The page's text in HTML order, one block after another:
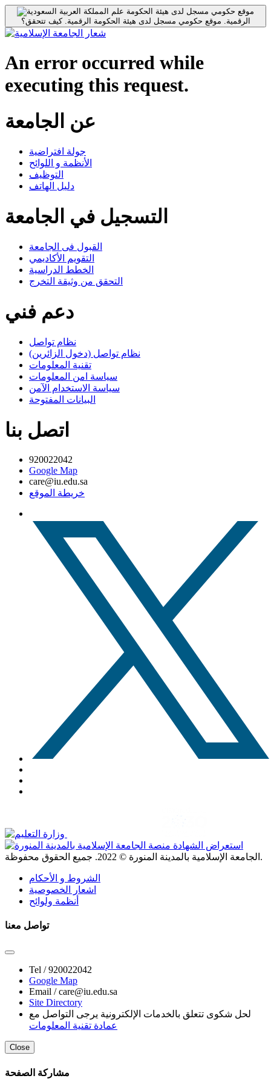
موقع حكومي مسجل لدى هيئة الحكومة
الرقمية. موقع حكومي مسجل لدى هيئة الحكومة الرقمية.كيف تتحقق؟
An error occurred while
executing this request.
عن الجامعة
جولة افتراضية
الأنظمة و اللوائح
التوظيف
دليل الهاتف
التسجيل في الجامعة
القبول فى الجامعة
التقويم الأكاديمي
الخطط الدراسية
التحقق من وثيقة التخرج
دعم فني
نظام تواصل
نظام تواصل (دخول الزائرين)
تقنية المعلومات
سياسة امن المعلومات
سياسة الاستخدام الآمن
البيانات المفتوحة
اتصل بنا
920022042
Google Map
care@iu.edu.sa
خريطة الموقع
الجامعة الإسلامية بالمدينة المنورة © 2022 . جميع الحقوق محفوظة.
الشروط و الأحكام
اشعار الخصوصية
أنظمة ولوائح
تواصل معنا
Tel /920022042
Google Map
Email /care@iu.edu.sa
Site Directory
لحل شكوى تتعلق بالخدمات الإلكترونية يرجى التواصل مع
عمادة تقنية المعلومات
Close
مشاركة الصفحة